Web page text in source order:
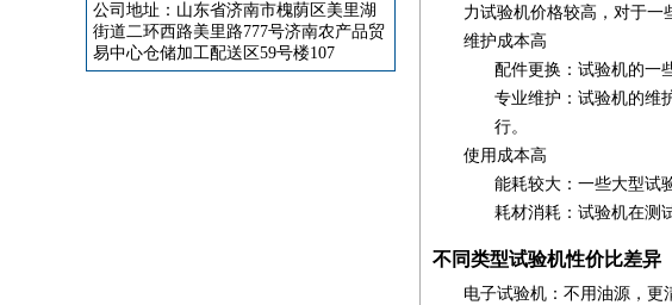
公司地址：山东省济南市槐荫区美里湖
街道二环西路美里路777号济南农产品贸
易中心仓储加工配送区59号楼107
力试验机价格较高，对于一
维护成本高
配件更换 ：试验机的一
专业维护 ：试验机的
行。
使用成本高
能耗较大 ：一些大型试
耗材消耗 ：试验机在测
不同类型试验机性价比差异
电子试验机 ：不用油源，